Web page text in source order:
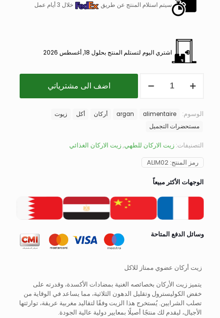
سيتم استلام المنتج عن طريق خلال 3 أيام عمل
اشتري اليوم لتستلم المنتج بحلول 18, أغسطس 2026
اضف الى مشترياتي
الوسوم: alimentaire
argan أركان أكل
زيوت
مستحضرات التجميل
التصنيفات: زيت الاركان للطهي,زيت الاركان الغذائي
رمز المنتج: ALIM02
الوجهات الأكثر مبيعاً
وسائل الدفع المتاحة
زيت أركان عضوي ممتاز للاكل
يتميز زيت الأركان بخصائصه الغنية بمضادات الأكسدة، وقدرته على
خفض الكوليسترول وتقليل الدهون الثلاثية، مما يساعد في الوقاية من
تصلب الشرايين. يُستخرج هذا الزيت وفقًا لتقاليد مغربية عريقة، توارثتها
الأجيال، ليقدم لك منتجًا أصيلًا بمعايير دولية عالية الجودة.